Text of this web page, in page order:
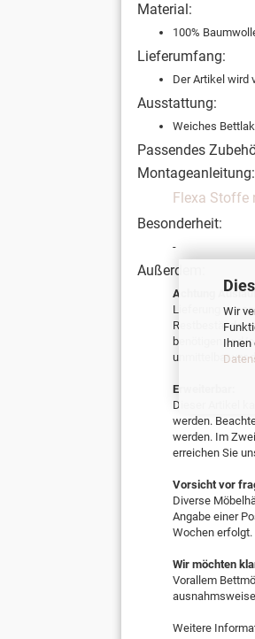
Wir
Ihnen
Material:
100%
Lieferumfang:
Der Artikel wird
Ausstattung:
Weiches
Passendes
Montageanleitung:
Flexa Stoffe
Besonderheit:
-
Außerdem:
Achtung
Lieferung nur
Restbestände
benötigen und/
unmittelbar vor
Erweiterbar:
Dieser Artikel
werden.
werden. Im
erreichen Sie
Vorsicht vor
Diverse
Angabe einer
Wochen erfolgt.
Wir möchten
Vorallem
Weitere